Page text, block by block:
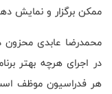
ممکن برگزار و نمایش
محمدرضا عابدی
در اجرای هرچه بهتر
هر فدراسیون موظف